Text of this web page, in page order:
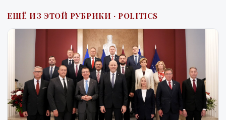
ЕЩЁ ИЗ ЭТОЙ РУБРИКИ · POLITICS